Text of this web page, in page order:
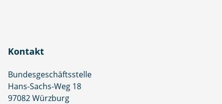
Kontakt
Bundesgeschäftsstelle
Hans-Sachs-Weg 18
97082 Würzburg